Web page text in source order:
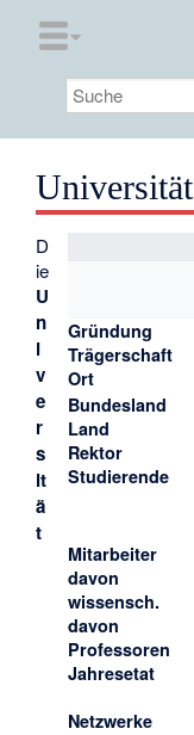
Gründung
Trägerschaft
Ort
Bundesland
Land
Rektor
Studierende
Mitarbeiter
davon
wissensch.
davon
Professoren
Jahresetat
Netzwerke
D
ie
U
n
i
v
e
r
s
it
ä
t